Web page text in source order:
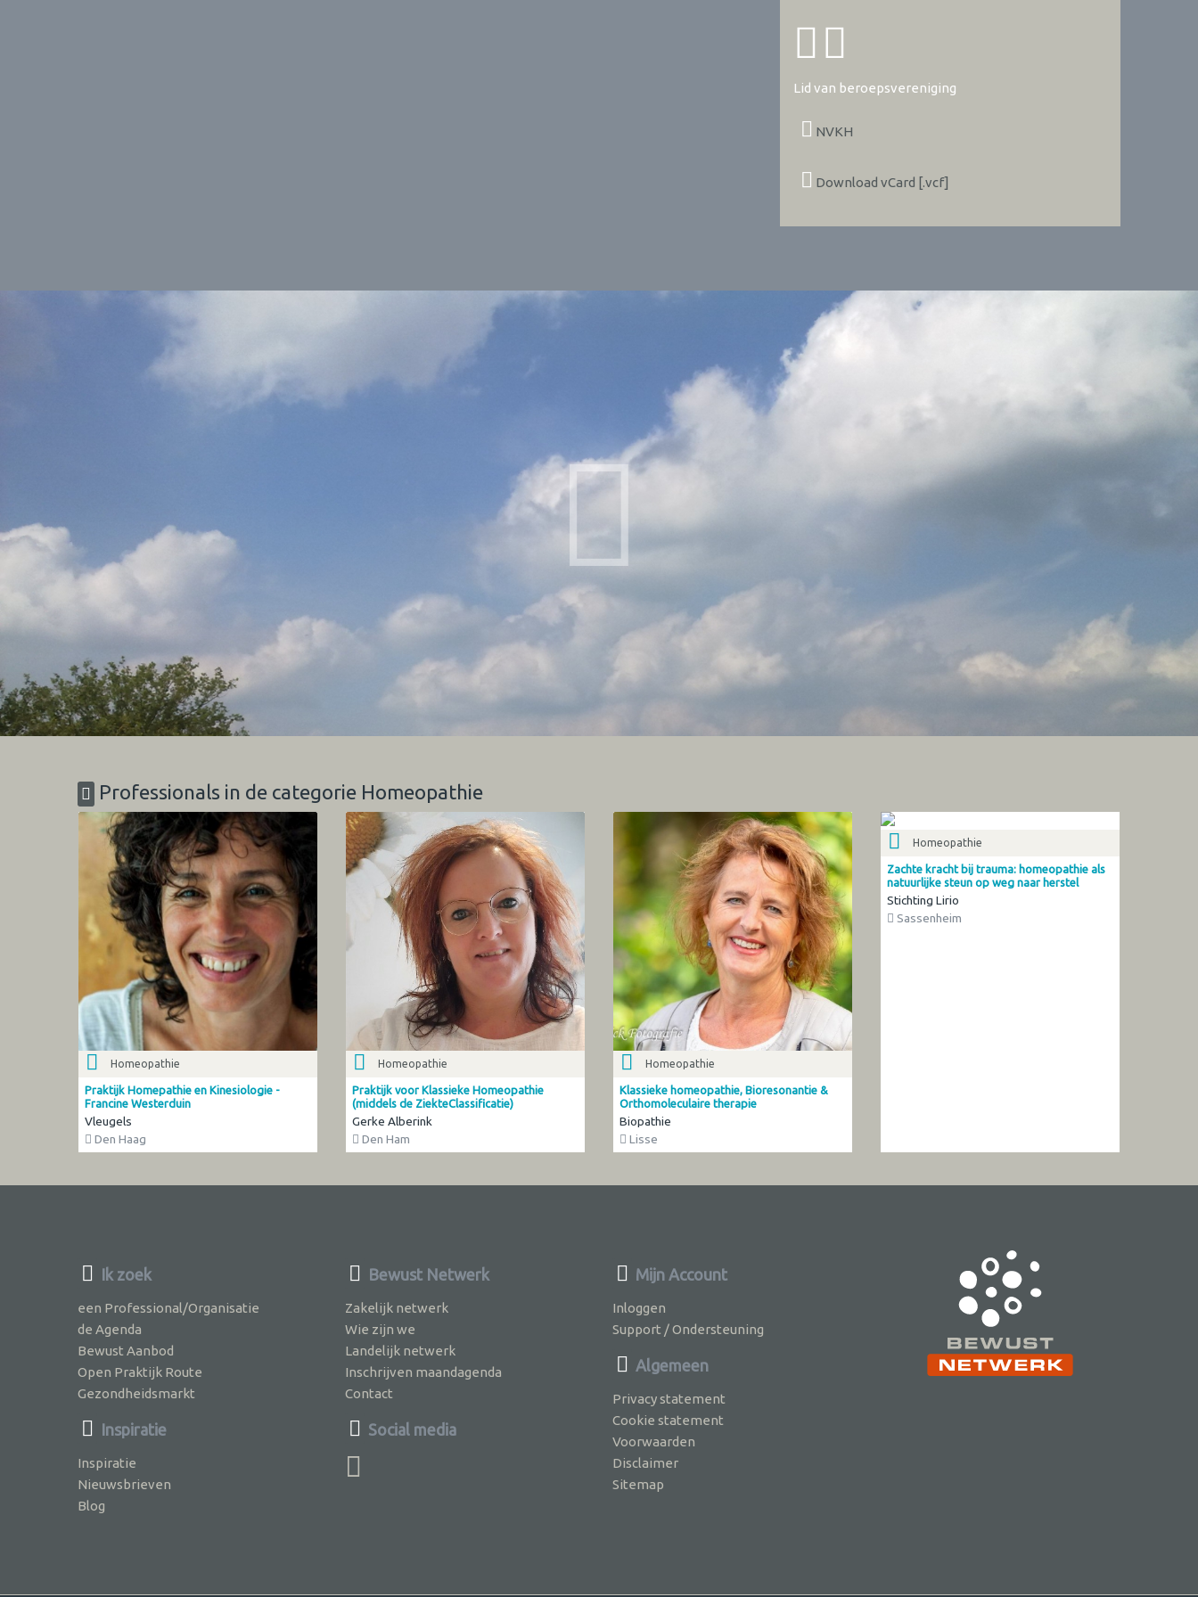
Lid van beroepsvereniging
NVKH
Download vCard [.vcf]
Professionals in de categorie Homeopathie
Homeopathie
Praktijk Homepathie en Kinesiologie -
Francine Westerduin
Vleugels
Den Haag
Homeopathie
Praktijk voor Klassieke Homeopathie
(middels de ZiekteClassificatie)
Gerke Alberink
Den Ham
Homeopathie
Klassieke homeopathie, Bioresonantie &
Orthomoleculaire therapie
Biopathie
Lisse
Homeopathie
Zachte kracht bij trauma: homeopathie als
natuurlijke steun op weg naar herstel
Stichting Lirio
Sassenheim
Ik zoek
een Professional/Organisatie
de Agenda
Bewust Aanbod
Open Praktijk Route
Gezondheidsmarkt
Inspiratie
Inspiratie
Nieuwsbrieven
Blog
Bewust Netwerk
Zakelijk netwerk
Wie zijn we
Landelijk netwerk
Inschrijven maandagenda
Contact
Social media
Mijn Account
Inloggen
Support / Ondersteuning
Algemeen
Privacy statement
Cookie statement
Voorwaarden
Disclaimer
Sitemap